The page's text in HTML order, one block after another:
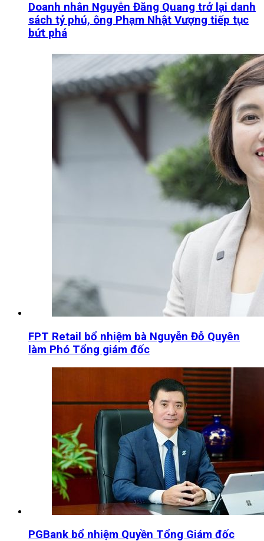
Doanh nhân Nguyễn Đăng Quang trở lại danh
sách tỷ phú, ông Phạm Nhật Vượng tiếp tục
bứt phá
FPT Retail bổ nhiệm bà Nguyễn Đỗ Quyên
làm Phó Tổng giám đốc
PGBank bổ nhiệm Quyền Tổng Giám đốc